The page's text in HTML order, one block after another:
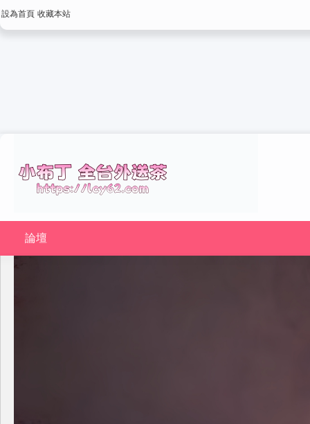
設為首頁 收藏本站
論壇